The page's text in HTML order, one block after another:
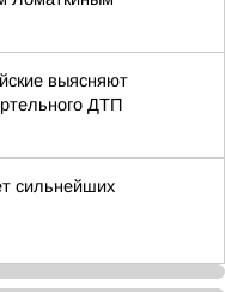
выясняют
ДТП
сильнейших